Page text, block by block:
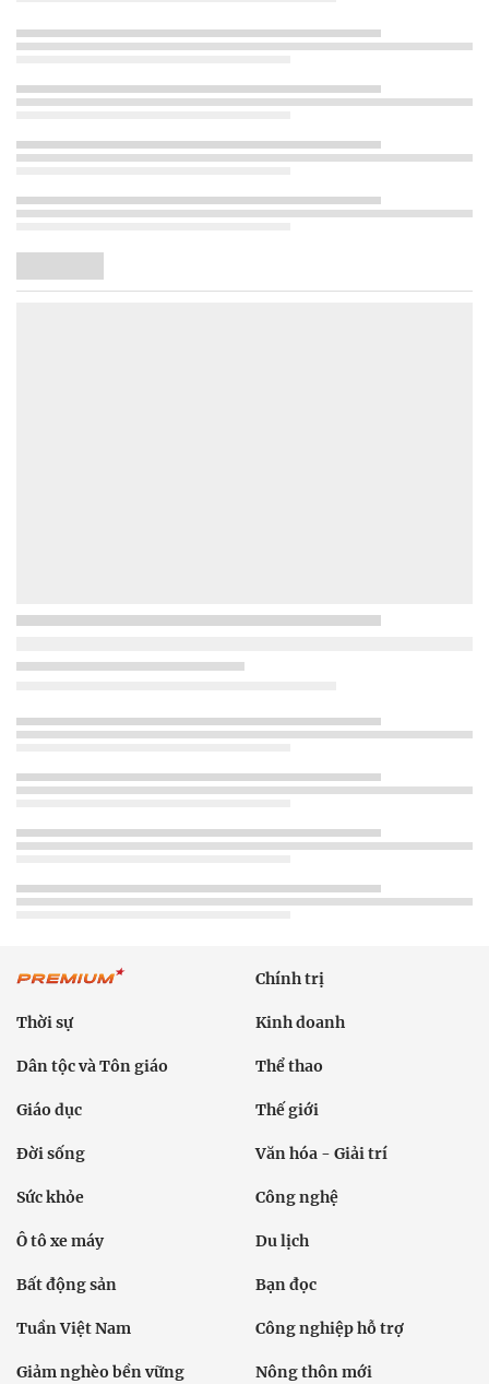
Chính trị
Thời sự Kinh doanh
Dân tộc và Tôn giáo Thể thao
Giáo dục Thế giới
Đời sống Văn hóa - Giải trí
Sức khỏe Công nghệ
Ô tô xe máy Du lịch
Bất động sản Bạn đọc
Tuần Việt Nam Công nghiệp hỗ trợ
Giảm nghèo bền vững Nông thôn mới